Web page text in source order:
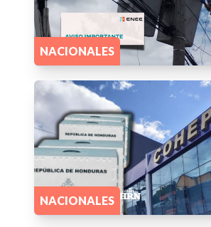
NACIONALES
NACIONALES